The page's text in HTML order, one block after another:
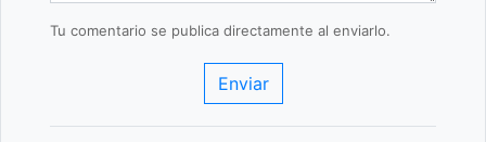
Tu comentario se publica directamente al enviarlo.
Enviar